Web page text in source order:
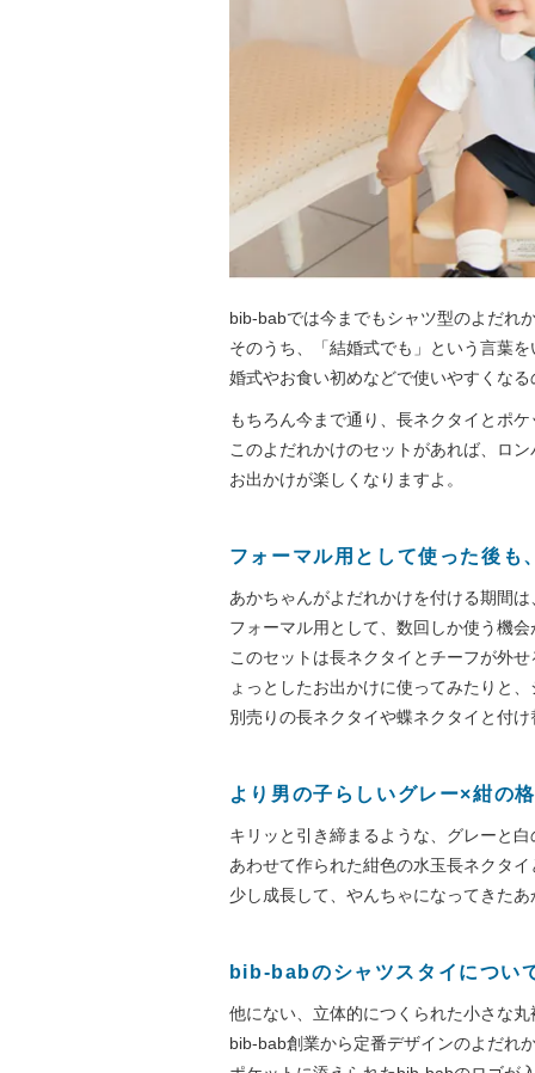
bib-babでは今までもシャツ型のよだれ
そのうち、「結婚式でも」という言葉
婚式やお食い初めなどで使いやすくな
もちろん今まで通り、長ネクタイとポ
このよだれかけのセットがあれば、ロ
お出かけが楽しくなりますよ。
フォーマル用として使った後も
あかちゃんがよだれかけを付ける期間
フォーマル用として、数回しか使う機
このセットは長ネクタイとチーフが外
ょっとしたお出かけに使ってみたりと
別売りの長ネクタイや蝶ネクタイと付
より男の子らしいグレー×紺の
キリッと引き締まるような、グレーと
あわせて作られた紺色の水玉長ネクタ
少し成長して、やんちゃになってきた
bib-babのシャツスタイについ
他にない、立体的につくられた小さな
bib-bab創業から定番デザインのよだれ